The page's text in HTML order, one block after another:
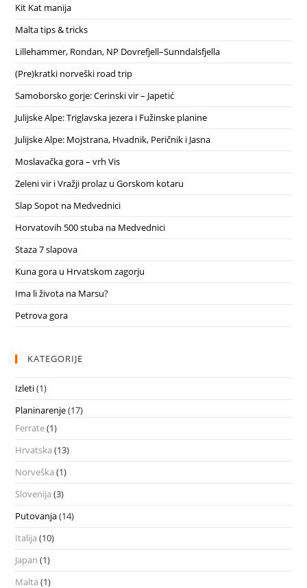
Kit Kat manija
Malta tips & tricks
Lillehammer, Rondan, NP Dovrefjell–Sunndalsfjella
(Pre)kratki norveški road trip
Samoborsko gorje: Cerinski vir – Japetić
Julijske Alpe: Triglavska jezera i Fužinske planine
Julijske Alpe: Mojstrana, Hvadnik, Peričnik i Jasna
Moslavačka gora – vrh Vis
Zeleni vir i Vražji prolaz u Gorskom kotaru
Slap Sopot na Medvednici
Horvatovih 500 stuba na Medvednici
Staza 7 slapova
Kuna gora u Hrvatskom zagorju
Ima li života na Marsu?
Petrova gora
KATEGORIJE
Izleti(1)
Planinarenje(17)
Ferrate(1)
Hrvatska (13)
Norveška (1)
Slovenija (3)
Putovanja(14)
Italija (10)
Japan (1)
Malta (1)